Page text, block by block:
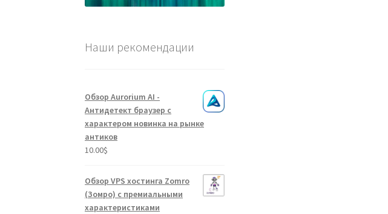
Наши рекомендации
Обзор Aurorium AI -
Антидетект браузер с
характером новинка на рынке
антиков
10.00$
Обзор VPS хостинга Zomro
(Зомро) с премиальными
характеристиками